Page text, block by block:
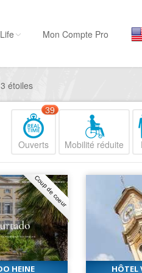
Hôtels, ...
Visiter
Sortir
Restaurants, ...
Loisirs
Plages, sports,
Life Mon Compte Pro
étoiles
Ouverts
39
Mobilité réduite
Coup de coeur
HEINE
HÔTEL